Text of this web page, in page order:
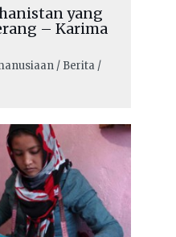
yang
– Karima
/ Berita /